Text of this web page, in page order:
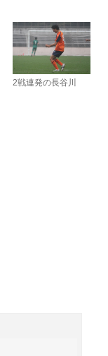
2戦連発の長谷川